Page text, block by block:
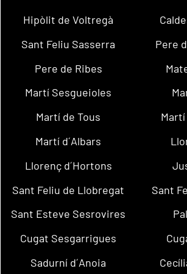
Hipòlit de Voltregà
Sant Feliu Sasserra
Pere
Pere de Ribes
Martí Sesgueioles
Martí de Tous
Martí d´Albars
Llorenç d´Hortons
Sant Feliu de Llobregat
Sant
Sant Esteve Sesrovires
Cugat Sesgarrigues
Sadurní d´Anoia